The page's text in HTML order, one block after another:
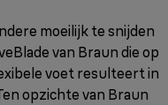
moeilijk te snijden
van Braun die op
voet resulteert in
opzichte van Braun